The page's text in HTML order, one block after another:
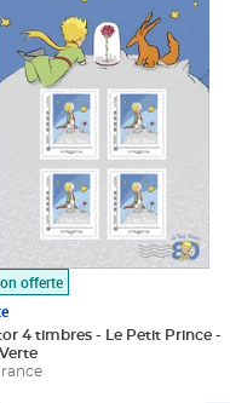
offerte
4 timbres - Le Petit Prince -